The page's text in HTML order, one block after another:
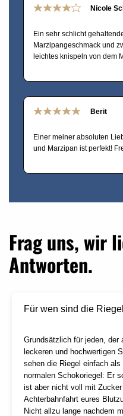
Nicole
Ein sehr schlicht
Marzipangeschmack und
leichtes knispeln von dem
Berit
Einer meiner absoluten
und Marzipan ist perfekt!
Frag uns, wir
Antworten.
Für wen sind die
Grundsätzlich für jeden, der
leckeren und hochwertigen
sehen die Riegel einfach
normalen Schokoriegel: Er
ist aber nicht voll mit
Achterbahnfahrt eures
Nicht allzu lange nachdem